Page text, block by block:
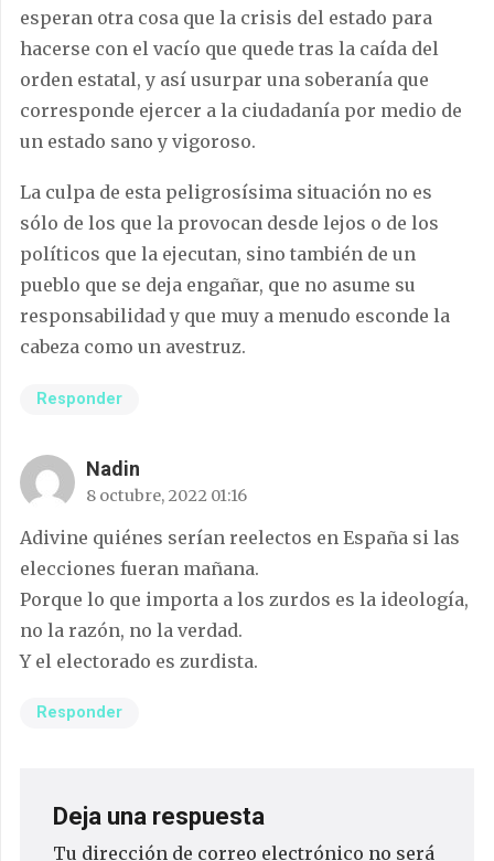
esperan otra cosa que la crisis del estado para
hacerse con el vacío que quede tras la caída del
orden estatal, y así usurpar una soberanía que
corresponde ejercer a la ciudadanía por medio de
un estado sano y vigoroso.
La culpa de esta peligrosísima situación no es
sólo de los que la provocan desde lejos o de los
políticos que la ejecutan, sino también de un
pueblo que se deja engañar, que no asume su
responsabilidad y que muy a menudo esconde la
cabeza como un avestruz.
Responder
Nadin
8 octubre, 2022 01:16
Adivine quiénes serían reelectos en España si las
elecciones fueran mañana.
Porque lo que importa a los zurdos es la ideología,
no la razón, no la verdad.
Y el electorado es zurdista.
Responder
Deja una respuesta
Tu dirección de correo electrónico no será